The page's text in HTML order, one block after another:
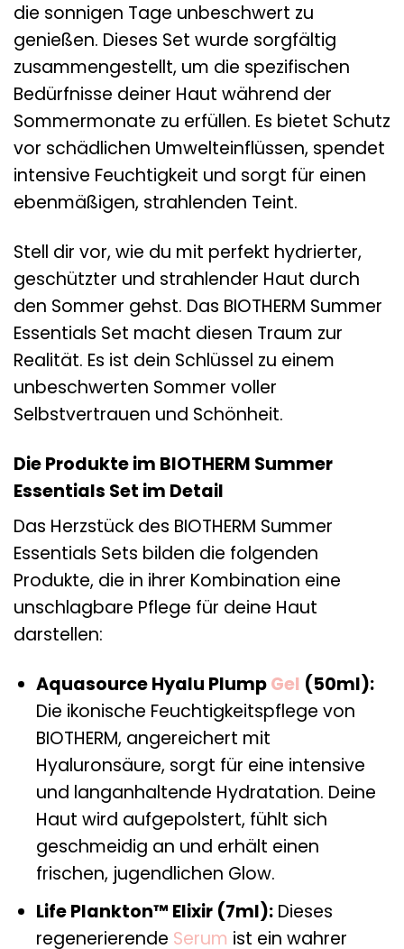
die sonnigen Tage unbeschwert zu
genießen. Dieses Set wurde sorgfältig
zusammengestellt, um die spezifischen
Bedürfnisse deiner Haut während der
Sommermonate zu erfüllen. Es bietet Schutz
vor schädlichen Umwelteinflüssen, spendet
intensive Feuchtigkeit und sorgt für einen
ebenmäßigen, strahlenden Teint.
Stell dir vor, wie du mit perfekt hydrierter,
geschützter und strahlender Haut durch
den Sommer gehst. Das BIOTHERM Summer
Essentials Set macht diesen Traum zur
Realität. Es ist dein Schlüssel zu einem
unbeschwerten Sommer voller
Selbstvertrauen und Schönheit.
Die Produkte im BIOTHERM Summer
Essentials Set im Detail
Das Herzstück des BIOTHERM Summer
Essentials Sets bilden die folgenden
Produkte, die in ihrer Kombination eine
unschlagbare Pflege für deine Haut
darstellen:
Aquasource Hyalu PlumpGel (50ml):
Die ikonische Feuchtigkeitspflege von
BIOTHERM, angereichert mit
Hyaluronsäure, sorgt für eine intensive
und langanhaltende Hydratation. Deine
Haut wird aufgepolstert, fühlt sich
geschmeidig an und erhält einen
frischen, jugendlichen Glow.
Life Plankton™ Elixir (7ml):Dieses
regenerierende Serum ist ein wahrer